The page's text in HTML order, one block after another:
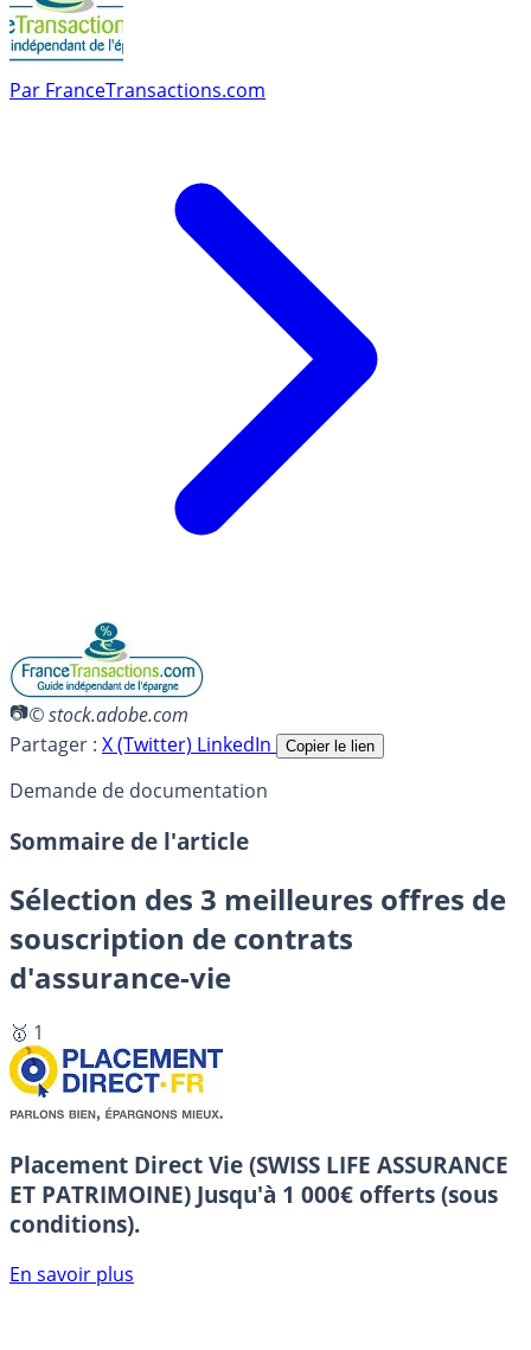
Par FranceTransactions.com
© stock.adobe.com
Partager : X (Twitter) LinkedIn Copier le lien
Demande de documentation
Sommaire de l'article
Sélection des 3 meilleures offres de
souscription de contrats
d'assurance-vie
🥇 1
Placement Direct Vie (SWISS LIFE ASSURANCE
ET PATRIMOINE) Jusqu'à 1 000€ offerts (sous
conditions).
En savoir plus